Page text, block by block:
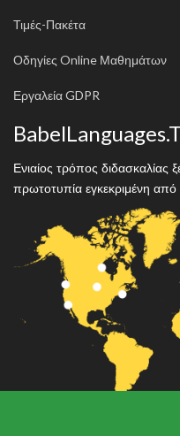
Τιμές-Πακέτα
Οδηγίες Online Μαθημάτων
Εργαλεία GDPR
Ενιαίος τρόπος
πρωτοτυπία εγκεκριμένη από